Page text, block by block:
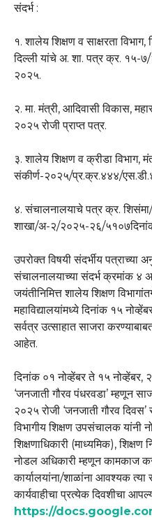
संदर्भ :
१. शालेय शिक्षण व साक्षरता
दिल्ली यांचे अ. शा. पत्र क्र. १५-
२०२५.
२. मा. मंत्री, आदिवासी विकास,
२०२५ रोजी प्राप्त पत्र.
३. शालेय शिक्षण व क्रीडा विभाग,
संकीर्ण-२०२५/प्र.क्र.४४४/
४. संचालनालयाचे पत्र क्र. शिसंमा/
शाखा/अ-२/२०२५-२६/
उपरोक्त विषयी संदर्भीय पत्राच्या
संचालनालयाच्या संदर्भ क्रमांक ४
जयंतीनिमित्त शालेय शिक्षण
महाविद्यालयांमध्ये दिनांक १५
सर्वत्र उत्साहात साजरा
आहेत.
दिनांक ०१ नोव्हेंबर ते १५ नोव्हेंबर,
‘जनजाती गौरव पंधरवडा’ म्हणून
२०२५ रोजी ‘जनजाती गौरव दिवस’
विभागीय शिक्षण उपसंचालक यांनी
शिक्षणाधिकारी (माध्यमिक), शिक्षण
नोडल अधिकारी म्हणून कामकाज
कार्यालयांना/शाळांना आवश्यक
कार्यवाहीचा प्रत्येक दिवशीचा
https://